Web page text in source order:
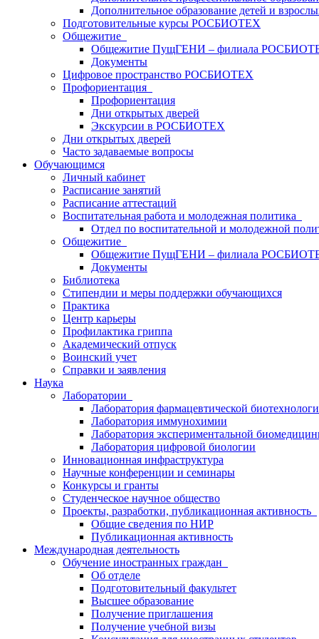
Дополнительное образование детей и
Подготовительные курсы РОСБИОТЕХ
Общежитие
Общежитие ПущГЕНИ – филиала
Документы
Цифровое пространство РОСБИОТЕХ
Профориентация
Профориентация
Дни открытых дверей
Экскурсии в РОСБИОТЕХ
Дни открытых дверей
Часто задаваемые вопросы
Обучающимся
Личный кабинет
Расписание занятий
Расписание аттестаций
Воспитательная работа и молодежная политика
Отдел по воспитательной и молодежной
Общежитие
Общежитие ПущГЕНИ – филиала
Документы
Библиотека
Стипендии и меры поддержки обучающихся
Практика
Центр карьеры
Профилактика гриппа
Академический отпуск
Воинский учет
Справки и заявления
Наука
Лаборатории
Лаборатория фармацевтической
Лаборатория иммунохимии
Лаборатория экспериментальной
Лаборатория цифровой биологии
Инновационная инфраструктура
Научные конференции и семинары
Конкурсы и гранты
Студенческое научное общество
Проекты, разработки, публикационная активность
Общие сведения по НИР
Публикационная активность
Международная деятельность
Обучение иностранных граждан
Об отделе
Подготовительный факультет
Высшее образование
Получение приглашения
Получение учебной визы